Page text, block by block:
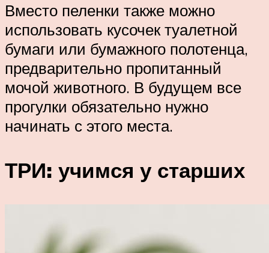
Вместо пеленки также можно
использовать кусочек туалетной
бумаги или бумажного полотенца,
предварительно пропитанный
мочой животного. В будущем все
прогулки обязательно нужно
начинать с этого места.
ТРИ: учимся у старших